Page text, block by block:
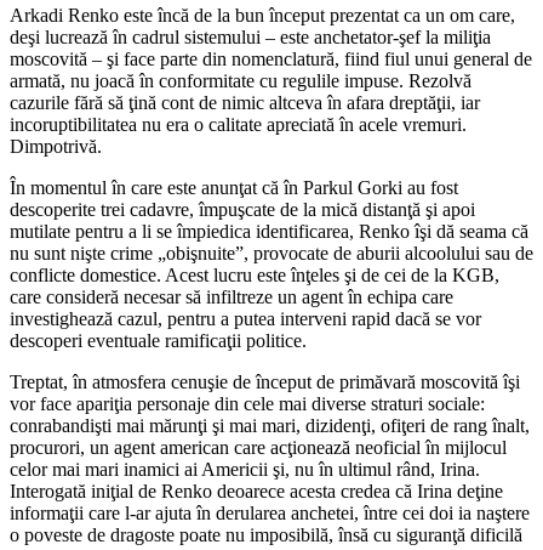
Arkadi Renko este încă de la bun început prezentat ca un om care,
deşi lucrează în cadrul sistemului – este anchetator-şef la miliţia
moscovită – şi face parte din nomenclatură, fiind fiul unui general de
armată, nu joacă în conformitate cu regulile impuse. Rezolvă
cazurile fără să ţină cont de nimic altceva în afara dreptăţii, iar
incoruptibilitatea nu era o calitate apreciată în acele vremuri.
Dimpotrivă.
În momentul în care este anunţat că în Parkul Gorki au fost
descoperite trei cadavre, împuşcate de la mică distanţă şi apoi
mutilate pentru a li se împiedica identificarea, Renko îşi dă seama că
nu sunt nişte crime „obişnuite”, provocate de aburii alcoolului sau de
conflicte domestice. Acest lucru este înţeles şi de cei de la KGB,
care consideră necesar să infiltreze un agent în echipa care
investighează cazul, pentru a putea interveni rapid dacă se vor
descoperi eventuale ramificaţii politice.
Treptat, în atmosfera cenuşie de început de primăvară moscovită îşi
vor face apariţia personaje din cele mai diverse straturi sociale:
conrabandişti mai mărunţi şi mai mari, dizidenţi, ofiţeri de rang înalt,
procurori, un agent american care acţionează neoficial în mijlocul
celor mai mari inamici ai Americii şi, nu în ultimul rând, Irina.
Interogată iniţial de Renko deoarece acesta credea că Irina deţine
informaţii care l-ar ajuta în derularea anchetei, între cei doi ia naştere
o poveste de dragoste poate nu imposibilă, însă cu siguranţă dificilă